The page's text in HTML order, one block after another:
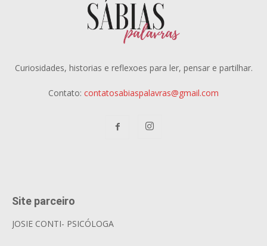
Curiosidades, historias e reflexoes para ler, pensar e partilhar.
Contato: contatosabiaspalavras@gmail.com
Site parceiro
JOSIE CONTI- PSICÓLOGA